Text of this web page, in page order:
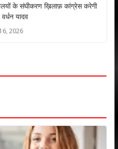
के संघीकरण ख़िलाफ़ कांग्रेस करेगी
यादव
2026